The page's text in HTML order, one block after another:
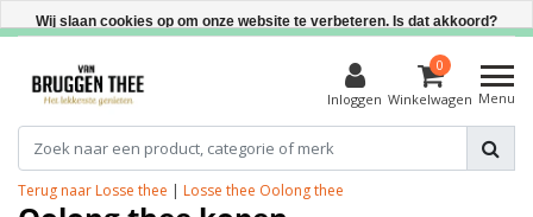
Direct uit voorraad leverbaar
Inloggen
0
Winkelwagen Menu
Terug naar Losse thee | Losse thee Oolong thee
Wij slaan cookies op om onze website te verbeteren. Is dat akkoord?
Meer over cookies »